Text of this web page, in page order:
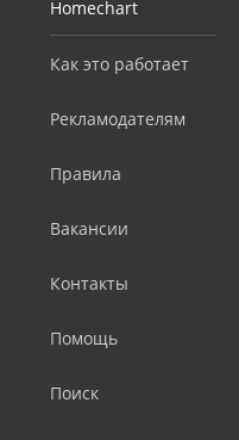
Homechart
Как это работает
Рекламодателям
Правила
Вакансии
Контакты
Помощь
Поиск